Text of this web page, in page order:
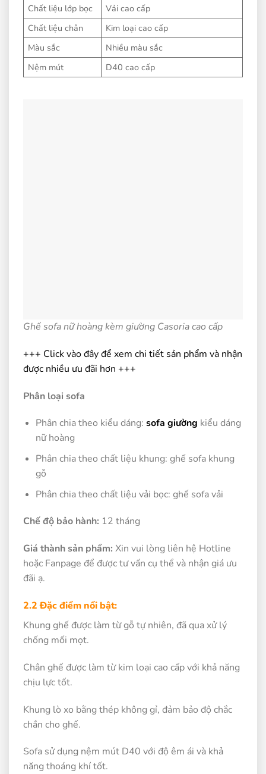
Chất liệu lớp bọc
Vải cao cấp
Chất liệu chân
Kim loại cao cấp
Màu sắc
Nhiều màu sắc
Nệm mút
D40 cao cấp
Ghế sofa nữ hoàng kèm giường Casoria cao cấp
+++ Click vào đây để xem chi tiết sản phẩm và nhận
được nhiều ưu đãi hơn +++
Phân loại sofa
Phân chia theo kiểu dáng: sofa giường kiểu dáng
nữ hoàng
Phân chia theo chất liệu khung: ghế sofa khung
gỗ
Phân chia theo chất liệu vải bọc: ghế sofa vải
Chế độ bảo hành: 12 tháng
Giá thành sản phẩm: Xin vui lòng liên hệ Hotline
hoặc Fanpage để được tư vấn cụ thể và nhận giá ưu
đãi ạ.
2.2 Đặc điểm nổi bật:
Khung ghế được làm từ gỗ tự nhiên, đã qua xử lý
chống mối mọt.
Chân ghế được làm từ kim loại cao cấp với khả năng
chịu lực tốt.
Khung lò xo bằng thép không gỉ, đảm bảo độ chắc
chắn cho ghế.
Sofa sử dụng nệm mút D40 với độ êm ái và khả
năng thoáng khí tốt.